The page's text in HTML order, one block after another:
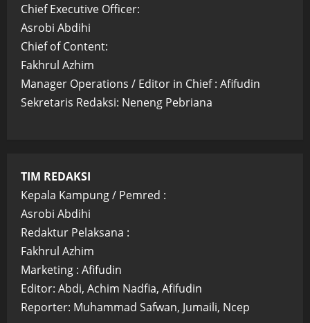
Chief Executive Officer:
Asrobi Abdihi
Chief of Content:
Fakhrul Azhim
Manager Operations / Editor in Chief : Afifudin
Sekretaris Redaksi: Neneng Pebriana
TIM REDAKSI
Kepala Kampung / Pemred :
Asrobi Abdihi
Redaktur Pelaksana :
Fakhrul Azhim
Marketing : Afifudin
Editor: Abdi, Achim Nadfia, Afifudin
Reporter: Muhammad Safwan, Jumaili, Ncep